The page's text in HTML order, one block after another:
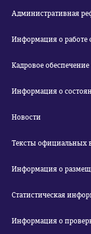
Административная
Информация о работе
Кадровое обеспечение
Информация о
Новости
Тексты официальных
Информация о
Статистическая
Информация о